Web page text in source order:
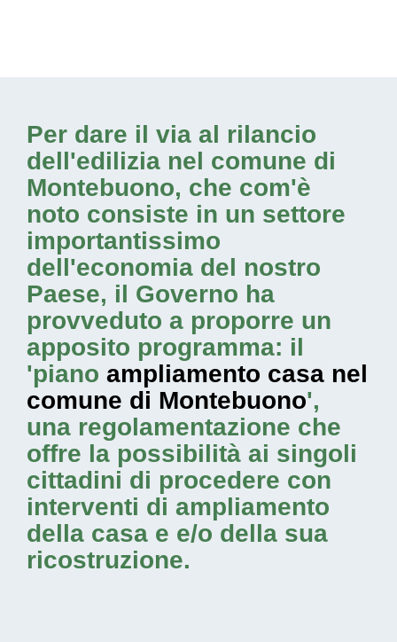
Per dare il via al rilancio
dell'edilizia nel comune di
Montebuono, che com'è
noto consiste in un settore
importantissimo
dell'economia del nostro
Paese, il Governo ha
provveduto a proporre un
apposito programma: il
'piano ampliamento casa nel
comune di Montebuono',
una regolamentazione che
offre la possibilità ai singoli
cittadini di procedere con
interventi di ampliamento
della casa e e/o della sua
ricostruzione.